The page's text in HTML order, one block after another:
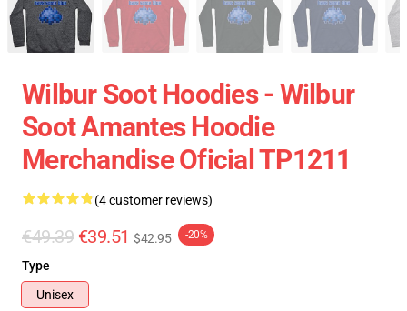
Wilbur Soot Hoodies - Wilbur
Soot Amantes Hoodie
Merchandise Oficial TP1211
(4 customer reviews)
€49.39 €39.51 $42.95 -20%
Type
Unisex